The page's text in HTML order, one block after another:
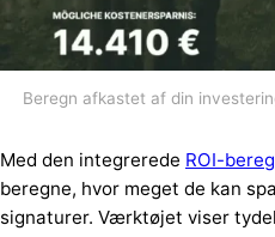
Beregn afkastet af din
Med den integrerede ROI-
beregne, hvor meget de kan
signaturer. Værktøjet viser